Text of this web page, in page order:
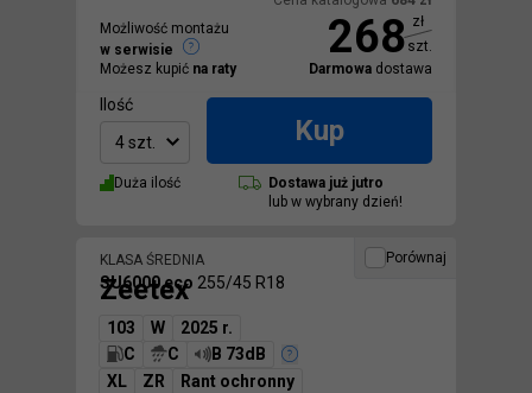
268 zł
szt.
Darmowa dostawa
Możliwość montażu
w serwisie
Możesz kupić na raty
Ilość
4 szt.
Kup
Duża ilość Dostawa już jutro
lub w wybrany dzień!
Porównaj
KLASA ŚREDNIA
Zeetex
SU6000 eco 255/45 R18
103 W
2025 r.
C
C
B 73dB
XL
ZR Rant ochronny